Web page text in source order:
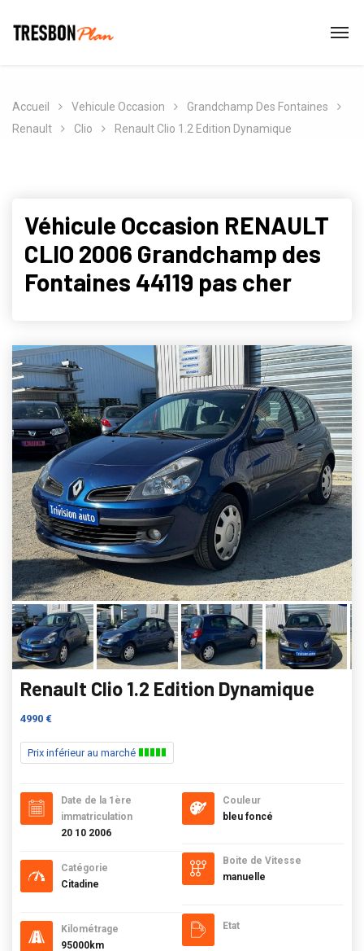
Accueil Vehicule Occasion
Grandchamp Des Fontaines
Renault
Clio Renault Clio 1.2 Edition Dynamique
Véhicule Occasion RENAULT
CLIO 2006 Grandchamp des
Fontaines 44119 pas cher
Renault Clio 1.2 Edition Dynamique
4990 €
Prix inférieur au marché
Date de la 1ère
immatriculation
20 10 2006
Catégorie
Citadine
Kilométrage
95000km
Couleur
bleu foncé
Boite de Vitesse
manuelle
Etat